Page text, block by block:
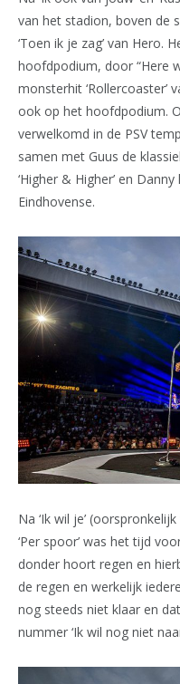
van het stadion, boven de
‘Toen ik je zag’ van Hero.
hoofdpodium, door “Here
monsterhit ‘Rollercoaster’
ook op het hoofdpodium.
verwelkomd in de PSV
samen met Guus de
‘Higher & Higher’ en
Eindhovense.
Na ‘Ik wil je’
‘Per spoor’ was het tijd
donder hoort regen en
de regen en werkelijk
nog steeds niet klaar en
nummer ‘Ik wil nog niet